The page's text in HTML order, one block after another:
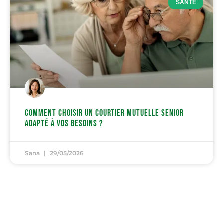
SANTÉ
Comment choisir un courtier mutuelle senior
adapté à vos besoins ?
Sana 29/05/2026